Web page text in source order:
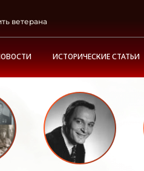
ветерана
ИСТОРИЧЕСКИЕ СТАТЬИ